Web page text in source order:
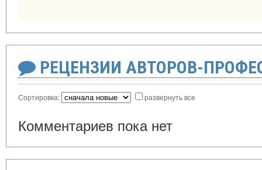
РЕЦЕНЗИИ АВТОРОВ-
Сортировка: развернуть все
Комментариев пока нет